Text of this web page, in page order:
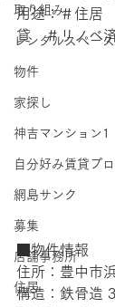
取り組み
レンタルスペース
物件
家探し
神吉マンション1
自分好み賃貸プ
網島サンク
募集
店舗事務所
住居
用途：＃住居
貸　＃リノベ
■物件情報
住所：豊中市
構造：鉄骨造